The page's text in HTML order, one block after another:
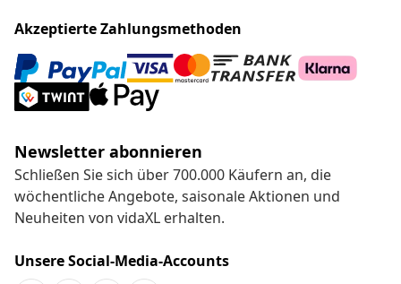
Akzeptierte Zahlungsmethoden
Newsletter abonnieren
Schließen Sie sich über 700.000 Käufern an, die
wöchentliche Angebote, saisonale Aktionen und
Neuheiten von vidaXL erhalten.
Unsere Social-Media-Accounts